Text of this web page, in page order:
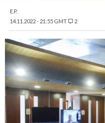
E.P.
14.11.2022 - 21:55 GMT
2